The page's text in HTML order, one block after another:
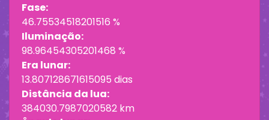
Fase:
46.75534518201516 %
Iluminação:
98.96454305201468 %
Era lunar:
13.807128671615095 dias
Distância da lua:
384030.7987020582 km